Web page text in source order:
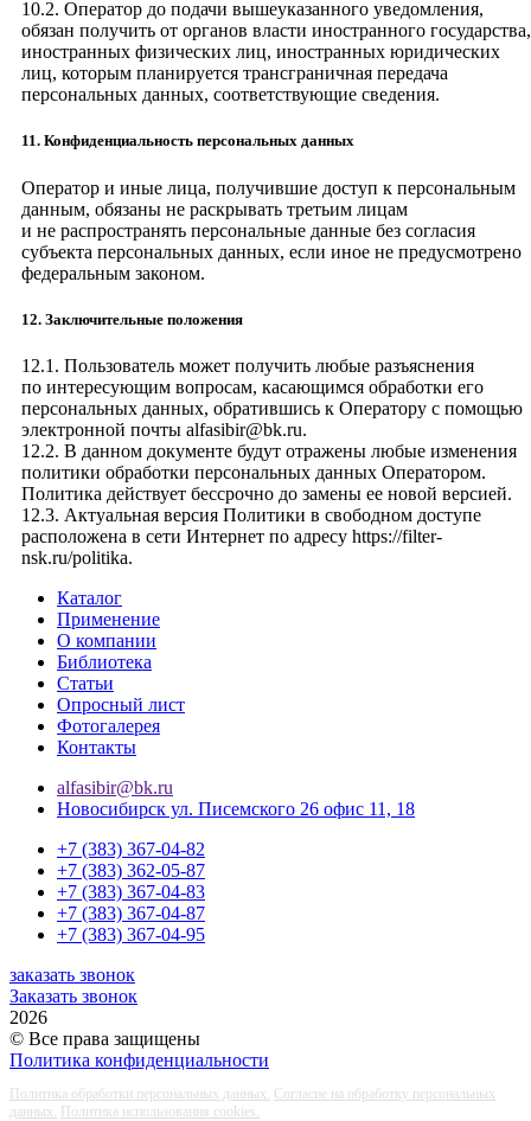
10.2. Оператор до подачи вышеуказанного уведомления,
обязан получить от органов власти иностранного государства,
иностранных физических лиц, иностранных юридических
лиц, которым планируется трансграничная передача
персональных данных, соответствующие сведения.
11. Конфиденциальность персональных данных
Оператор и иные лица, получившие доступ к персональным
данным, обязаны не раскрывать третьим лицам
и не распространять персональные данные без согласия
субъекта персональных данных, если иное не предусмотрено
федеральным законом.
12. Заключительные положения
12.1. Пользователь может получить любые разъяснения
по интересующим вопросам, касающимся обработки его
персональных данных, обратившись к Оператору с помощью
электронной почты alfasibir@bk.ru.
12.2. В данном документе будут отражены любые изменения
политики обработки персональных данных Оператором.
Политика действует бессрочно до замены ее новой версией.
12.3. Актуальная версия Политики в свободном доступе
расположена в сети Интернет по адресу https://filter-
nsk.ru/politika.
Каталог
Применение
О компании
Библиотека
Статьи
Опросный лист
Фотогалерея
Контакты
alfasibir@bk.ru
Новосибирск ул. Писемского 26 офис 11, 18
+7 (383) 367-04-82
+7 (383) 362-05-87
+7 (383) 367-04-83
+7 (383) 367-04-87
+7 (383) 367-04-95
заказать звонок
Заказать звонок
2026
© Все права защищены
Политика конфиденциальности
Политика обработки персональных данных. Согласие на обработку персональных
данных.
Политика использования cookies.